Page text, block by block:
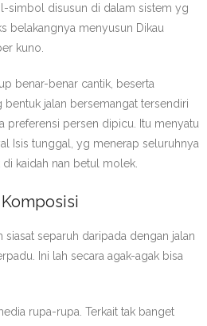
simbol disusun di dalam sistem yg
belakangnya menyusun Dikau
kuno.
benar-benar cantik, beserta
jalan bersemangat tersendiri
preferensi persen dipicu. Itu menyatu
Isis tunggal, yg menerap seluruhnya
kaidah nan betul molek.
siasat separuh daripada dengan jalan
Ini lah secara agak-agak bisa
rupa-rupa. Terkait tak banget